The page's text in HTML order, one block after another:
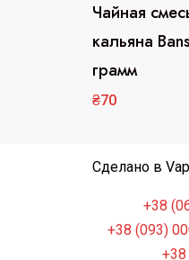
Чайная
кальяна
грамм
₴70
Этот
товар
имеет
несколько
выбрать
Сделано в
+38
+38 (093)
+38